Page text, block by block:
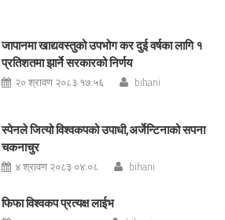
जापानमा खाद्यवस्तुको उपभोग कर दुई वर्षका लागि १
प्रतिशतमा झार्ने सरकारको निर्णय
२० श्रावण २०८३ १७:५६ bihani
स्पेनले जित्यो विश्वकपको उपाधी,अर्जेन्टिनाको सपना
चकनाचुर
४ श्रावण २०८३ ०४:०८ bihani
फिफा विश्वकप प्रत्यक्ष लाईभ